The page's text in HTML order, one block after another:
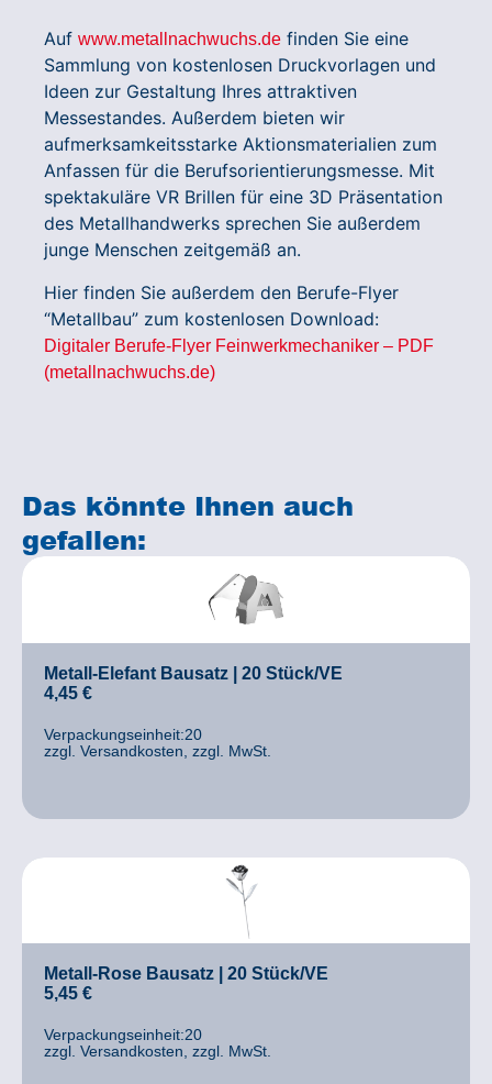
Auf www.metallnachwuchs.de finden Sie eine
Sammlung von kostenlosen Druckvorlagen und
Ideen zur Gestaltung Ihres attraktiven
Messestandes. Außerdem bieten wir
aufmerksamkeitsstarke Aktionsmaterialien zum
Anfassen für die Berufsorientierungsmesse. Mit
spektakuläre VR Brillen für eine 3D Präsentation
des Metallhandwerks sprechen Sie außerdem
junge Menschen zeitgemäß an.
Hier finden Sie außerdem den Berufe-Flyer
“Metallbau” zum kostenlosen Download:
Digitaler Berufe-Flyer Feinwerkmechaniker – PDF
(metallnachwuchs.de)
Das könnte Ihnen auch
gefallen:
Metall-Elefant Bausatz | 20 Stück/VE
4,45 €
Verpackungseinheit:20
zzgl. Versandkosten, zzgl. MwSt.
Metall-Rose Bausatz | 20 Stück/VE
5,45 €
Verpackungseinheit:20
zzgl. Versandkosten, zzgl. MwSt.